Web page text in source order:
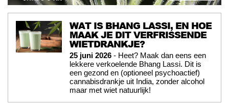
WAT IS BHANG LASSI, EN HOE
MAAK JE DIT VERFRISSENDE
WIETDRANKJE?
25 juni 2026 - Heet? Maak dan eens een
lekkere verkoelende Bhang Lassi. Dit is
een gezond en (optioneel psychoactief)
cannabisdrankje uit India, zonder alcohol
maar met wiet natuurlijk!